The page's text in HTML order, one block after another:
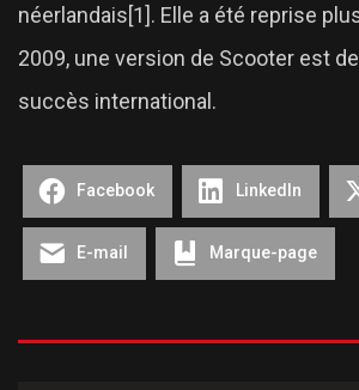
néerlandais[1]. Elle a été reprise
2009, une version de Scooter est
succès international.
Facebook LinkedIn
E-mail Marque-page